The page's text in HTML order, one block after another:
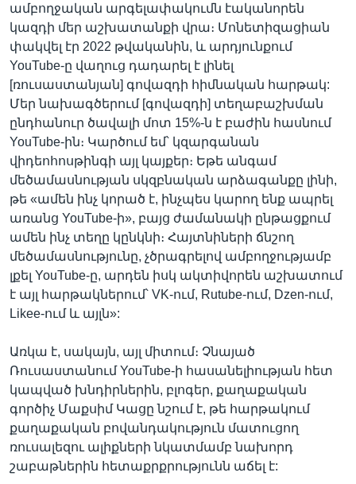
ամբողջական արգելափակումն էականորեն
կազդի մեր աշխատանքի վրա։ Մոնետիզացիան
փակվել էր 2022 թվականին, և արդյունքում
YouTube-ը վաղուց դադարել է լինել
[ռուսաստանյան] գովազդի հիմնական հարթակ:
Մեր նախագծերում [գովազդի] տեղաբաշխման
ընդհանուր ծավալի մոտ 15%-ն է բաժին հասնում
YouTube-ին։ Կարծում եմ՝ կզարգանան
վիդեոհոսթինգի այլ կայքեր։ Եթե անգամ
մեծամասնության սկզբնական արձագանքը լինի,
թե «ամեն ինչ կորած է, ինչպես կարող ենք ապրել
առանց YouTube-ի», բայց ժամանակի ընթացքում
ամեն ինչ տեղը կընկնի։ Հայտնիների ճնշող
մեծամասնությունը, չծրագրելով ամբողջությամբ
լքել YouTube-ը, արդեն իսկ ակտիվորեն աշխատում
է այլ հարթակներում՝ VK-ում, Rutube-ում, Dzen-ում,
Likee-ում և այլն»:
Առկա է, սակայն, այլ միտում։ Չնայած
Ռուսաստանում YouTube-ի հասանելիության հետ
կապված խնդիրներին, բլոգեր, քաղաքական
գործիչ Մաքսիմ Կացը նշում է, թե հարթակում
քաղաքական բովանդակություն մատուցող
ռուսալեզու ալիքների նկատմամբ նախորդ
շաբաթներին հետաքրքրությունն աճել է: